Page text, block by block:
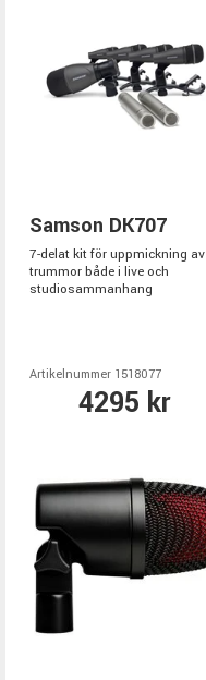
Samson DK707
7-delat kit för uppmickning av
trummor både i live och
studiosammanhang
Artikelnummer 1518077
4295 kr